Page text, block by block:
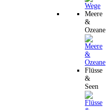
Meere
&
Ozeane
Flüsse
&
Seen